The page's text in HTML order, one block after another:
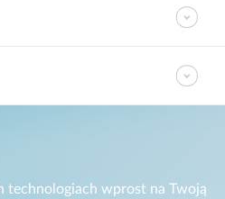
technologiach wprost na Twoją